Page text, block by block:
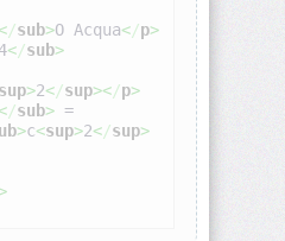
/sub>O Acqua</p>
4</sub>
sup>2</sup></p>
/sub> =
>c<sup>2</sup>
>